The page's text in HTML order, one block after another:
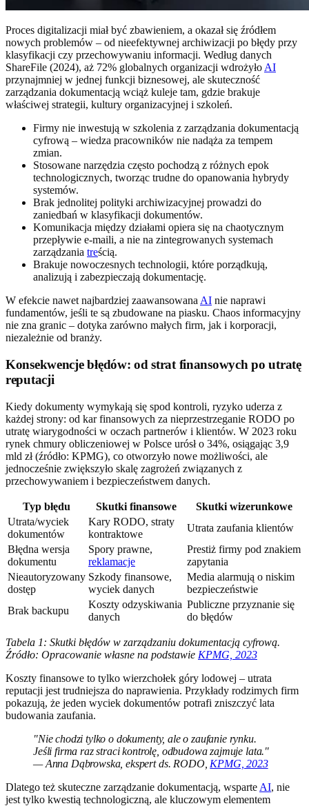
Proces digitalizacji miał być zbawieniem, a okazał się źródłem
nowych problemów – od nieefektywnej archiwizacji po błędy przy
klasyfikacji czy przechowywaniu informacji. Według danych
ShareFile (2024), aż 72% globalnych organizacji wdrożyło AI
przynajmniej w jednej funkcji biznesowej, ale skuteczność
zarządzania dokumentacją wciąż kuleje tam, gdzie brakuje
właściwej strategii, kultury organizacyjnej i szkoleń.
Firmy nie inwestują w szkolenia z zarządzania dokumentacją
cyfrową – wiedza pracowników nie nadąża za tempem
zmian.
Stosowane narzędzia często pochodzą z różnych epok
technologicznych, tworząc trudne do opanowania hybrydy
systemów.
Brak jednolitej polityki archiwizacyjnej prowadzi do
zaniedbań w klasyfikacji dokumentów.
Komunikacja między działami opiera się na chaotycznym
przepływie e-maili, a nie na zintegrowanych systemach
zarządzania treścią.
Brakuje nowoczesnych technologii, które porządkują,
analizują i zabezpieczają dokumentację.
W efekcie nawet najbardziej zaawansowana AI nie naprawi
fundamentów, jeśli te są zbudowane na piasku. Chaos informacyjny
nie zna granic – dotyka zarówno małych firm, jak i korporacji,
niezależnie od branży.
Konsekwencje błędów: od strat finansowych po utratę
reputacji
Kiedy dokumenty wymykają się spod kontroli, ryzyko uderza z
każdej strony: od kar finansowych za nieprzestrzeganie RODO po
utratę wiarygodności w oczach partnerów i klientów. W 2023 roku
rynek chmury obliczeniowej w Polsce urósł o 34%, osiągając 3,9
mld zł (źródło: KPMG), co otworzyło nowe możliwości, ale
jednocześnie zwiększyło skalę zagrożeń związanych z
przechowywaniem i bezpieczeństwem danych.
Typ błędu Skutki finansowe
Skutki wizerunkowe
Utrata/wyciek
dokumentów
Kary RODO, straty
kontraktowe
Utrata zaufania klientów
Błędna wersja
dokumentu
Spory prawne,
reklamacje
Prestiż firmy pod znakiem
zapytania
Nieautoryzowany
dostęp
Szkody finansowe,
wyciek danych
Media alarmują o niskim
bezpieczeństwie
Brak backupu
Koszty odzyskiwania
danych
Publiczne przyznanie się
do błędów
Tabela 1: Skutki błędów w zarządzaniu dokumentacją cyfrową.
Źródło: Opracowanie własne na podstawie KPMG, 2023
Koszty finansowe to tylko wierzchołek góry lodowej – utrata
reputacji jest trudniejsza do naprawienia. Przykłady rodzimych firm
pokazują, że jeden wyciek dokumentów potrafi zniszczyć lata
budowania zaufania.
"Nie chodzi tylko o dokumenty, ale o zaufanie rynku.
Jeśli firma raz straci kontrolę, odbudowa zajmuje lata."
— Anna Dąbrowska, ekspert ds. RODO, KPMG, 2023
Dlatego też skuteczne zarządzanie dokumentacją, wsparte AI, nie
jest tylko kwestią technologiczną, ale kluczowym elementem